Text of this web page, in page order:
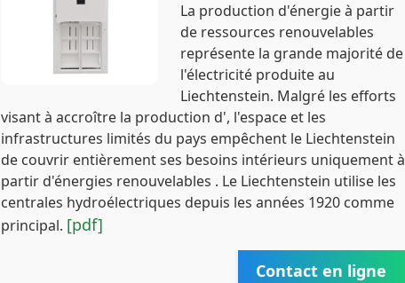
La production d'énergie à partir
de ressources renouvelables
représente la grande majorité de
l'électricité produite au
Liechtenstein. Malgré les efforts
visant à accroître la production d', l'espace et les
infrastructures limités du pays empêchent le Liechtenstein
de couvrir entièrement ses besoins intérieurs uniquement à
partir d'énergies renouvelables . Le Liechtenstein utilise les
centrales hydroélectriques depuis les années 1920 comme
principal. [pdf]
Contact en ligne